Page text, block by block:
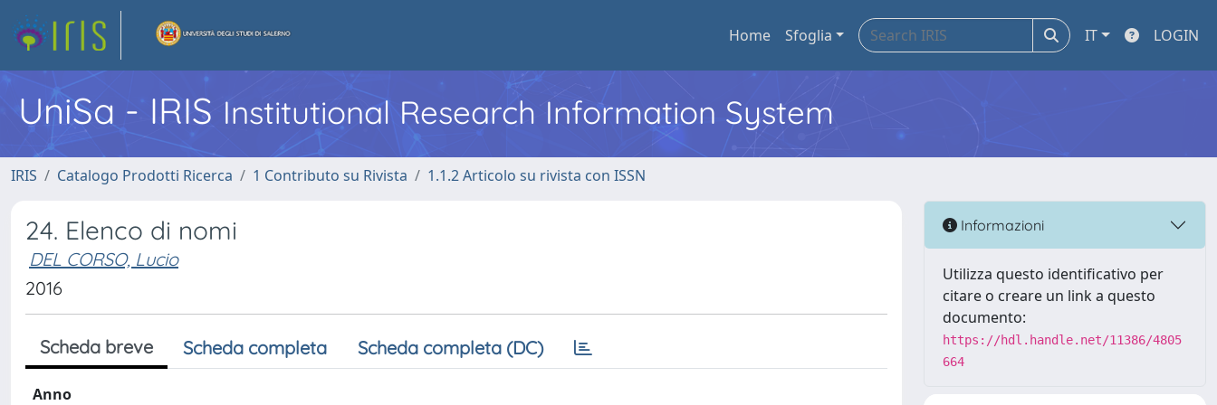
Home Sfoglia IT LOGIN
UniSa - IRIS Institutional Research Information System
IRIS Catalogo Prodotti Ricerca 1 Contributo su Rivista 1.1.2 Articolo su rivista con ISSN
24. Elenco di nomi
DEL CORSO, Lucio
2016
Scheda breve Scheda completa Scheda completa (DC)
Anno
Informazioni
Utilizza questo identificativo per
citare o creare un link a questo
documento:
https://hdl.handle.net/11386/4805
664